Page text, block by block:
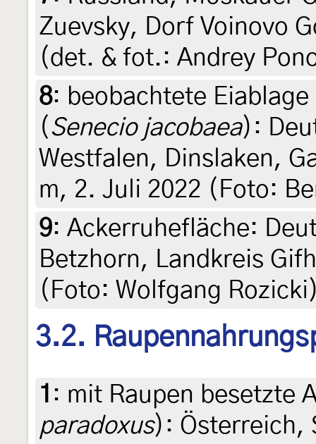
Zuevsky, Dorf Voinovo
(det. & fot.: Andrey
8: beobachtete
( Senecio jacobaea):
Westfalen, Dinslaken,
m, 2. Juli 2022 (Foto:
9: Ackerruhefläche:
Betzhorn, Landkreis
(Foto: Wolfgang
3.2.
1 : mit Raupen besetzte
paradoxus): Österreich,